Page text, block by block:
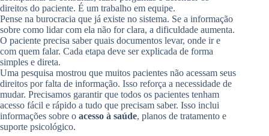
direitos do paciente. É um trabalho em equipe.
Pense na burocracia que já existe no sistema. Se a informação
sobre como lidar com ela não for clara, a dificuldade aumenta.
O paciente precisa saber quais documentos levar, onde ir e
com quem falar. Cada etapa deve ser explicada de forma
simples e direta.
Uma pesquisa mostrou que muitos pacientes não acessam seus
direitos por falta de informação. Isso reforça a necessidade de
mudar. Precisamos garantir que todos os pacientes tenham
acesso fácil e rápido a tudo que precisam saber. Isso inclui
informações sobre o acesso à saúde, planos de tratamento e
suporte psicológico.